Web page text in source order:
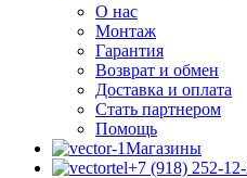
О нас
Монтаж
Гарантия
Возврат и обмен
Доставка и оплата
Стать партнером
Помощь
Магазины
+7 (918) 252-